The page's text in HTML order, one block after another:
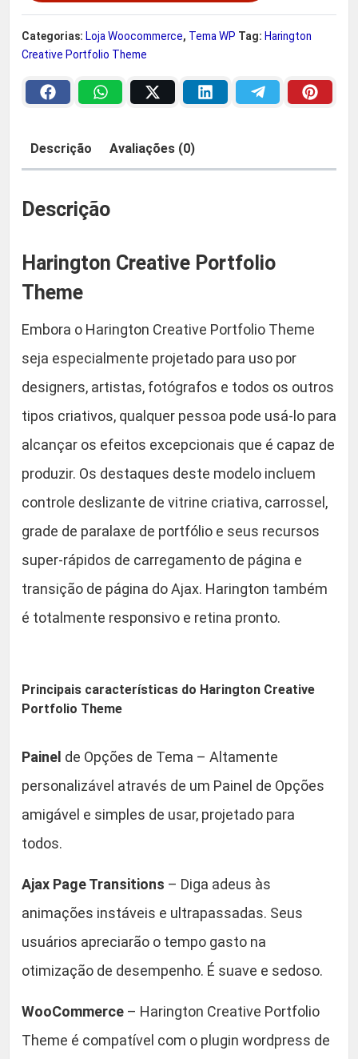
e
r
a
$
9
9
0
2
9
0
n
g
a
v
e
o
r
f
o
l
o
T
h
m
e
q
t
a
d
Categorias: Loja Woocommerce, Tema WP Tag: Harington
Creative Portfolio Theme
Descrição Avaliações (0)
Descrição
Harington Creative Portfolio
Theme
Embora o Harington Creative Portfolio Theme
seja especialmente projetado para uso por
designers, artistas, fotógrafos e todos os outros
tipos criativos, qualquer pessoa pode usá-lo para
alcançar os efeitos excepcionais que é capaz de
produzir. Os destaques deste modelo incluem
controle deslizante de vitrine criativa, carrossel,
grade de paralaxe de portfólio e seus recursos
super-rápidos de carregamento de página e
transição de página do Ajax. Harington também
é totalmente responsivo e retina pronto.
Principais características do Harington Creative
Portfolio Theme
Painel de Opções de Tema – Altamente
personalizável através de um Painel de Opções
amigável e simples de usar, projetado para
todos.
Ajax Page Transitions – Diga adeus às
animações instáveis e ultrapassadas. Seus
usuários apreciarão o tempo gasto na
otimização de desempenho. É suave e sedoso.
WooCommerce – Harington Creative Portfolio
Theme é compatível com o plugin wordpress de